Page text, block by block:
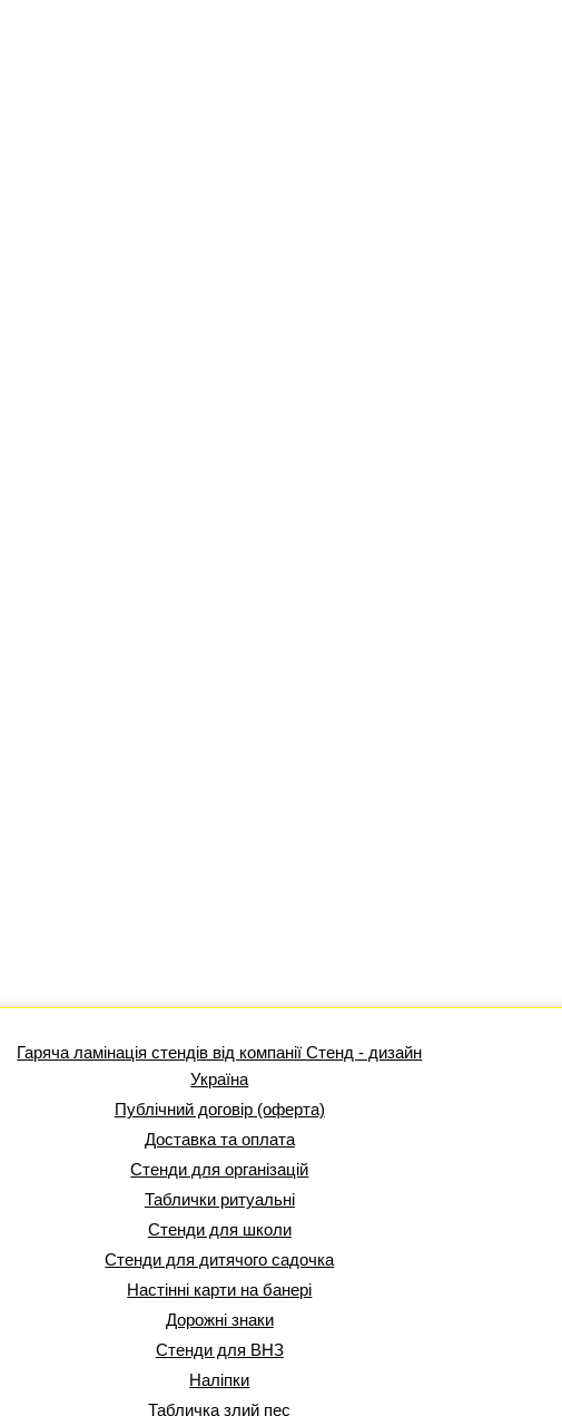
Гаряча ламінація стендів від компанії Стенд - дизайн
Україна
Публічний договір (оферта)
Доставка та оплата
Стенди для організацій
Таблички ритуальні
Стенди для школи
Стенди для дитячого садочка
Настінні карти на банері
Дорожні знаки
Стенди для ВНЗ
Наліпки
Табличка злий пес